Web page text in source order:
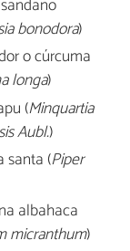
bonodora)
o cúrcuma
longa)
(Minquartia
Aubl.)
santa (Piper
albahaca
micranthum)